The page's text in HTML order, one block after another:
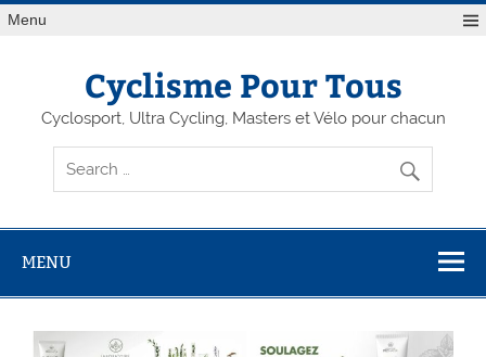
Menu
Cyclisme Pour Tous
Cyclosport, Ultra Cycling, Masters et Vélo pour chacun
MENU